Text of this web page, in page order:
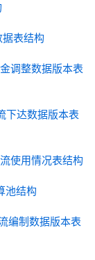
表结构
调整数据版本表
下达数据版本表
使用情况表结构
池结构
编制数据版本表